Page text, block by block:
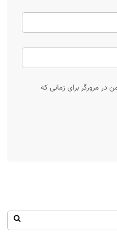
در مرورگر برای زمانی که